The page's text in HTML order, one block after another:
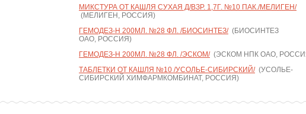
МИКСТУРА ОТ КАШЛЯ СУХАЯ Д/ВЗР. 1,7Г. №10 ПАК./МЕЛИГЕН/
(МЕЛИГЕН, РОССИЯ)
ГЕМОДЕЗ-Н 200МЛ. №28 ФЛ. /БИОСИНТЕЗ/(БИОСИНТЕЗ
ОАО, РОССИЯ)
ГЕМОДЕЗ-Н 200МЛ. №28 ФЛ. /ЭСКОМ/(ЭСКОМ НПК ОАО,
ТАБЛЕТКИ ОТ КАШЛЯ №10 /УСОЛЬЕ-СИБИРСКИЙ/(УСОЛЬЕ-
СИБИРСКИЙ ХИМФАРМКОМБИНАТ, РОССИЯ)